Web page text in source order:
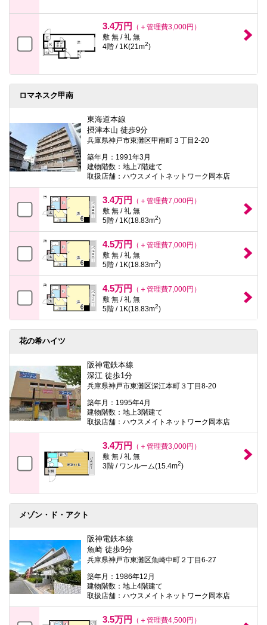
3.4万円
（＋管理費3,000円）
敷 無 / 礼 無
4階 / 1K(21m2)
ロマネスク甲南
東海道本線
摂津本山 徒歩9分
兵庫県神戸市東灘区甲南町３丁目2-20
築年月：1991年3月
建物階数：地上7階建て
取扱店舗：ハウスメイトネットワーク岡本店
3.4万円
（＋管理費7,000円）
敷 無 / 礼 無
5階 / 1K(18.83m2)
4.5万円
（＋管理費7,000円）
敷 無 / 礼 無
5階 / 1K(18.83m2)
4.5万円
（＋管理費7,000円）
敷 無 / 礼 無
5階 / 1K(18.83m2)
花の希ハイツ
阪神電鉄本線
深江 徒歩1分
兵庫県神戸市東灘区深江本町３丁目8-20
築年月：1995年4月
建物階数：地上3階建て
取扱店舗：ハウスメイトネットワーク岡本店
3.4万円
（＋管理費3,000円）
敷 無 / 礼 無
3階 / ワンルーム(15.4m2)
メゾン・ド・アクト
阪神電鉄本線
魚崎 徒歩9分
兵庫県神戸市東灘区魚崎中町２丁目6-27
築年月：1986年12月
建物階数：地上4階建て
取扱店舗：ハウスメイトネットワーク岡本店
3.5万円
（＋管理費4,500円）